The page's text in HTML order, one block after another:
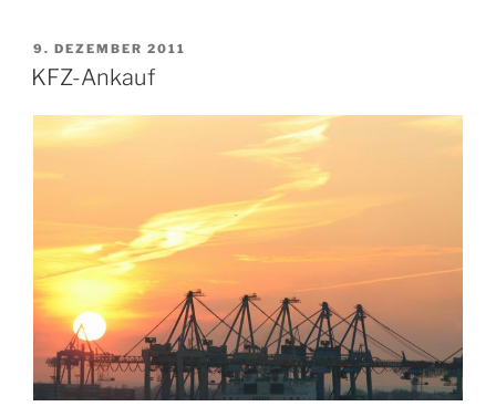
VERÖFFENTLICHT
AM
9. DEZEMBER 2011
KFZ-Ankauf